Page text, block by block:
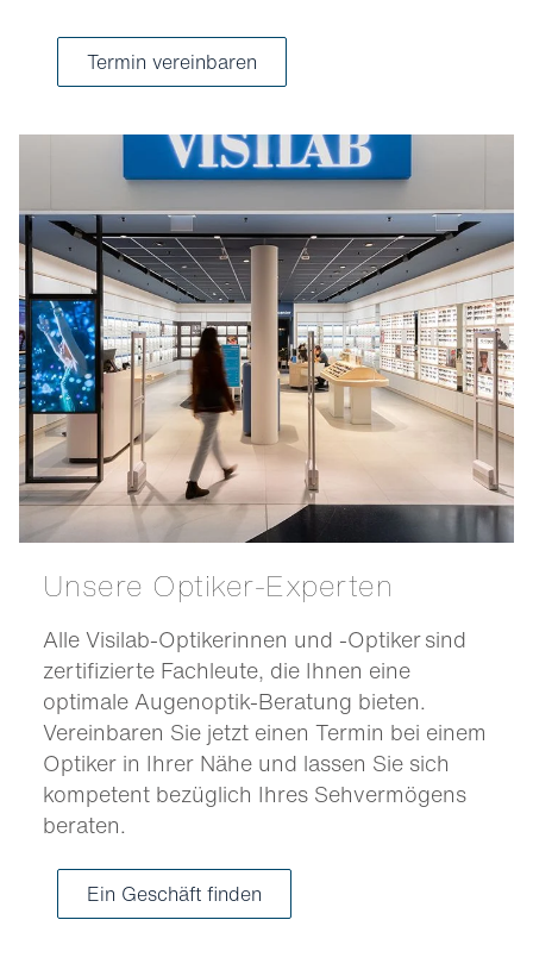
Termin vereinbaren
Unsere Optiker-Experten
Alle Visilab-Optikerinnen und -Optiker sind
zertifizierte Fachleute, die Ihnen eine
optimale Augenoptik-Beratung bieten.
Vereinbaren Sie jetzt einen Termin bei einem
Optiker in Ihrer Nähe und lassen Sie sich
kompetent bezüglich Ihres Sehvermögens
beraten.
Ein Geschäft finden